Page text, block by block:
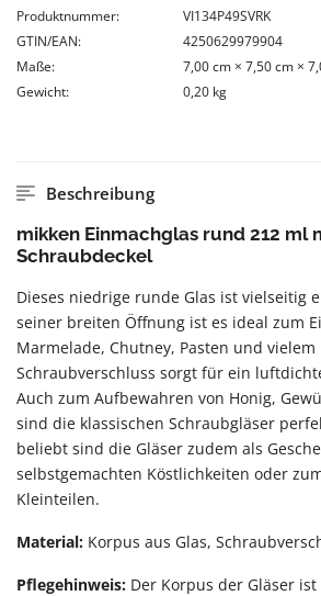
Produktnummer:
VI134P49SVRK
GTIN/EAN:
4250629979904
Maße:
7,00 cm × 7,50 cm ×
Gewicht:
0,20 kg
Beschreibung
mikken Einmachglas rund 212 ml
Schraubdeckel
Dieses niedrige runde Glas ist vielseitig
seiner breiten Öffnung ist es ideal zum
Marmelade, Chutney, Pasten und
Schraubverschluss sorgt für ein
Auch zum Aufbewahren von Honig,
sind die klassischen Schraubgläser
beliebt sind die Gläser zudem als
selbstgemachten Köstlichkeiten oder
Kleinteilen.
Material: Korpus aus Glas,
Pflegehinweis: Der Korpus der Gläser ist